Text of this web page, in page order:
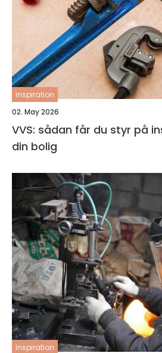
inspiration
02. May 2026
VVS: sådan får du styr på
din bolig
inspiration